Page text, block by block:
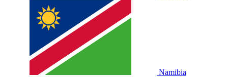
Namibia